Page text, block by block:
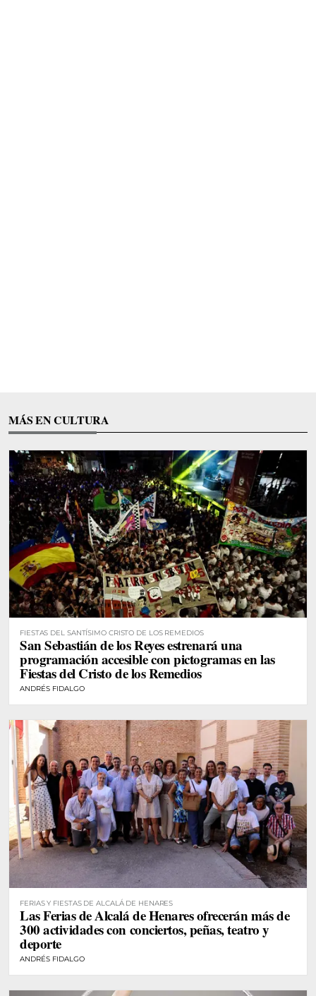
MÁS EN CULTURA
FIESTAS DEL SANTÍSIMO CRISTO DE LOS REMEDIOS
San Sebastián de los Reyes estrenará una
programación accesible con pictogramas en las
Fiestas del Cristo de los Remedios
ANDRÉS FIDALGO
FERIAS Y FIESTAS DE ALCALÁ DE HENARES
Las Ferias de Alcalá de Henares ofrecerán más de
300 actividades con conciertos, peñas, teatro y
deporte
ANDRÉS FIDALGO